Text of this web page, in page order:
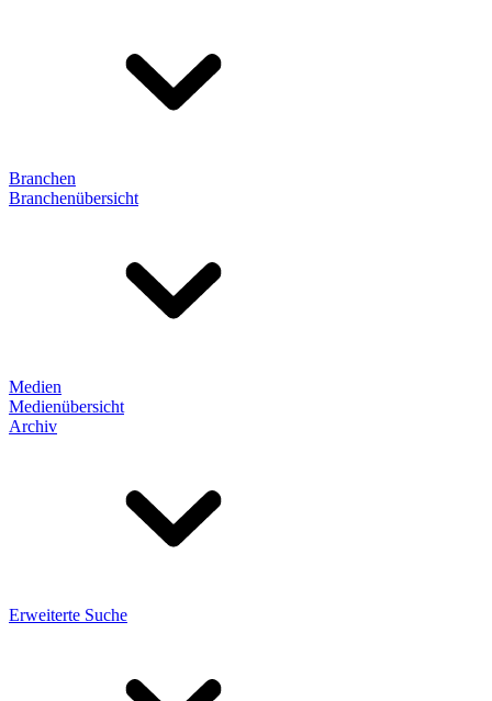
Branchen
Branchenübersicht
Medien
Medienübersicht
Archiv
Erweiterte Suche